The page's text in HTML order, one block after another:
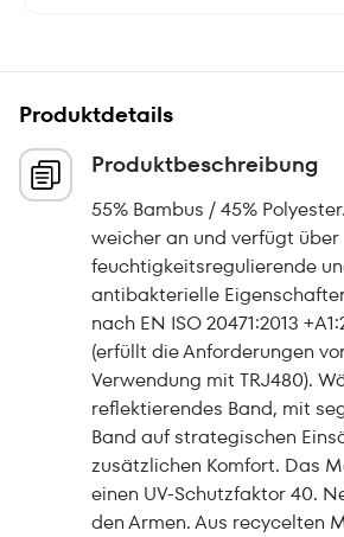
Produktdetails
Produktbeschreibung
55% Bambus / 45%
weicher an und verfügt über
feuchtigkeitsregulierende
antibakterielle
nach EN ISO 20471:2013
(erfüllt die Anforderungen
Verwendung mit TRJ480).
reflektierendes Band, mit
Band auf strategischen
zusätzlichen Komfort. Das
einen UV-Schutzfaktor 40.
den Armen. Aus recycelten